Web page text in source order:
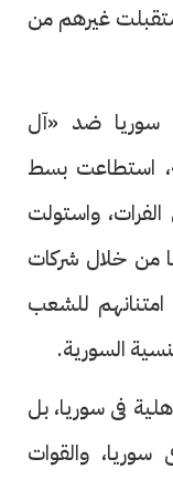
غيرهم من
سوريا ضد «آل
استطاعت بسط
واستولت
من خلال شركات
امتنانهم للشعب
السورية.
فى سوريا، بل
والقوات